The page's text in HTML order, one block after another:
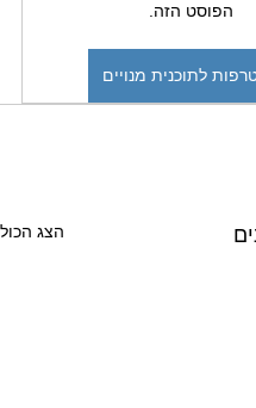
הפוסט הזה.
לתוכנית מנויים
הצג הכול